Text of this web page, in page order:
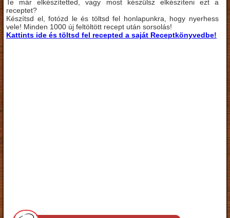
Te már elkészítetted, vagy most készülsz elkészíteni ezt a
receptet?
Készítsd el, fotózd le és töltsd fel honlapunkra, hogy nyerhess
vele! Minden 1000 új feltöltött recept után sorsolás!
Kattints ide és töltsd fel recepted a saját Receptkönyvedbe!